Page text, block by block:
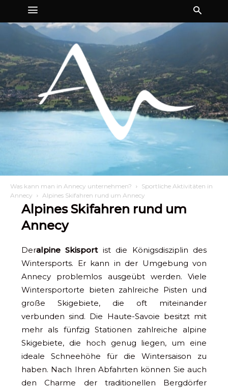
Was kann man in Annecy unternehmen?
Sportliche Aktivitäten in
Annecy
Alpines Skifahren rund um Annecy
Alpines Skifahren rund um
Annecy
Deralpine Skisport ist die Königsdisziplin des
Wintersports. Er kann in der Umgebung von
Annecy problemlos ausgeübt werden. Viele
Wintersportorte bieten zahlreiche Pisten und
große Skigebiete, die oft miteinander
verbunden sind. Die Haute-Savoie besitzt mit
mehr als fünfzig Stationen zahlreiche alpine
Skigebiete, die hoch genug liegen, um eine
ideale Schneehöhe für die Wintersaison zu
haben. Nach Ihren Abfahrten können Sie auch
den Charme der traditionellen Bergdörfer